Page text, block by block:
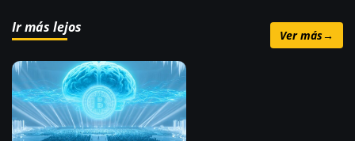
Ir más lejos Ver más→